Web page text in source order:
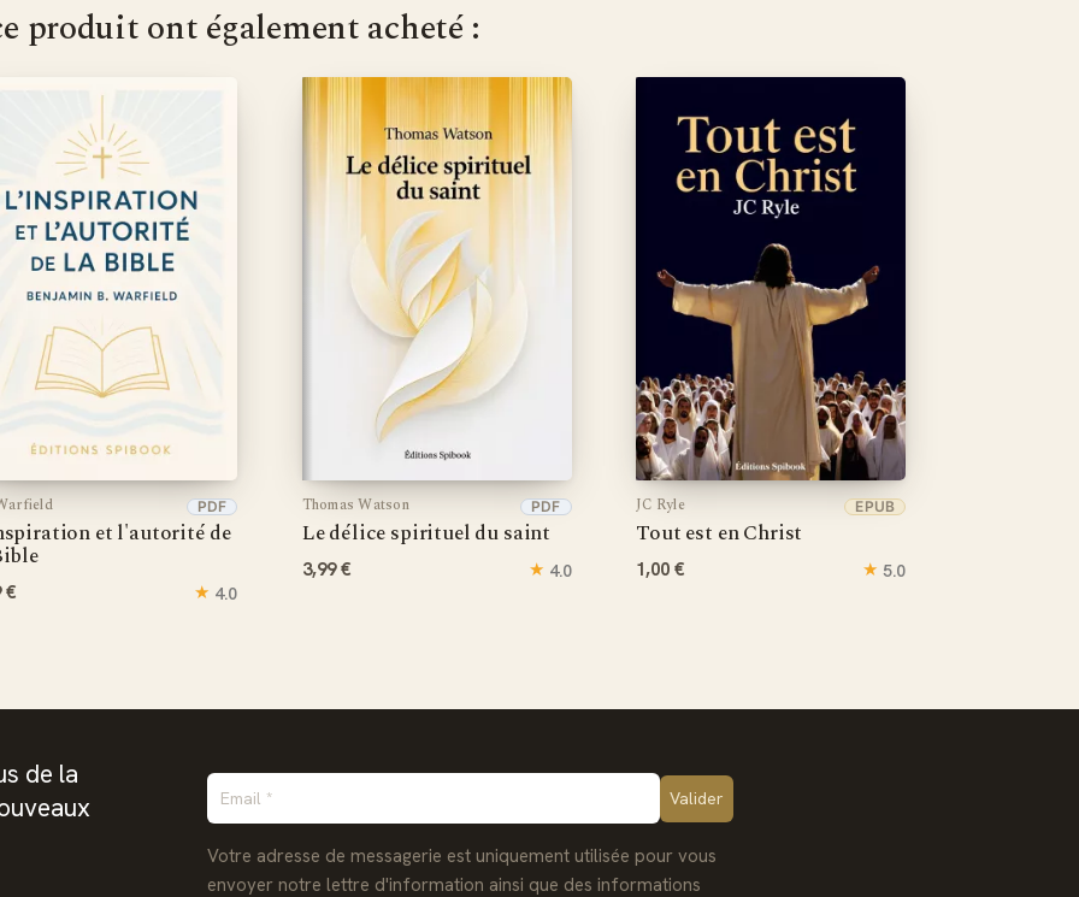
produit ont également acheté :
et l'autorité de
PDF
€ ★ 4.0
Thomas Watson
Le délice spirituel du saint
PDF
3,99 € ★ 4.0
JC Ryle
Tout est en Christ
EPUB
1,00 € ★ 5.0
de la
Votre adresse de messagerie est uniquement utilisée pour vous
envoyer notre lettre d'information ainsi que des informations